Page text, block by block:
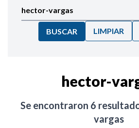
BUSCAR LIMPIAR
hector-
Se encontraron 6
vargas